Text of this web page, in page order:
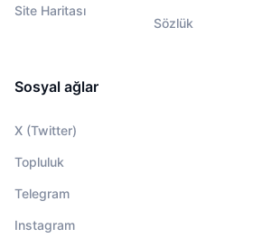
Site Haritası
Sözlük
Sosyal ağlar
X (Twitter)
Topluluk
Telegram
Instagram